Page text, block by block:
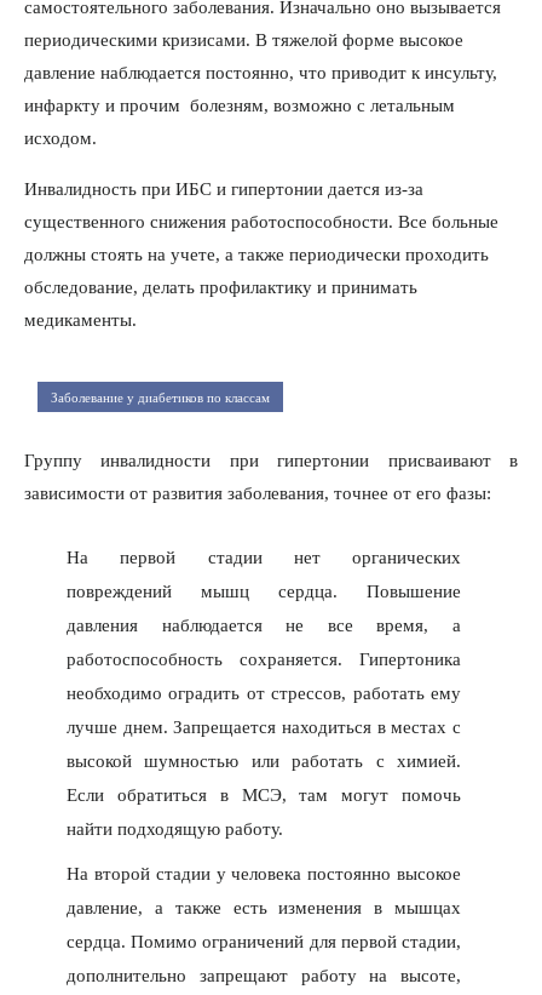
самостоятельного заболевания. Изначально оно вызывается
периодическими кризисами. В тяжелой форме высокое
давление наблюдается постоянно, что приводит к инсульту,
инфаркту и прочим болезням, возможно с летальным
исходом.
Инвалидность при ИБС и гипертонии дается из-за
существенного снижения работоспособности. Все больные
должны стоять на учете, а также периодически проходить
обследование, делать профилактику и принимать
медикаменты.
Заболевание у диабетиков по классам
Группу инвалидности при гипертонии присваивают в
зависимости от развития заболевания, точнее от его фазы:
На первой стадии нет органических
повреждений мышц сердца. Повышение
давления наблюдается не все время, а
работоспособность сохраняется. Гипертоника
необходимо оградить от стрессов, работать ему
лучше днем. Запрещается находиться в местах с
высокой шумностью или работать с химией.
Если обратиться в МСЭ, там могут помочь
найти подходящую работу.
На второй стадии у человека постоянно высокое
давление, а также есть изменения в мышцах
сердца. Помимо ограничений для первой стадии,
дополнительно запрещают работу на высоте,